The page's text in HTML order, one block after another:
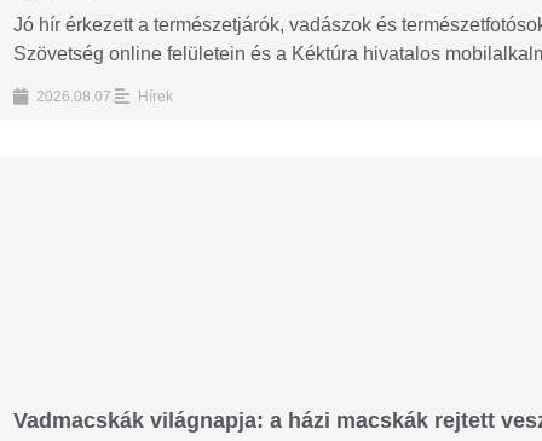
Jó hír érkezett a természetjárók, vadászok és
Szövetség online felületein és a Kéktúra hivatalos
2026.08.07. Hírek
Vadmacskák világnapja: a házi macskák rejtett